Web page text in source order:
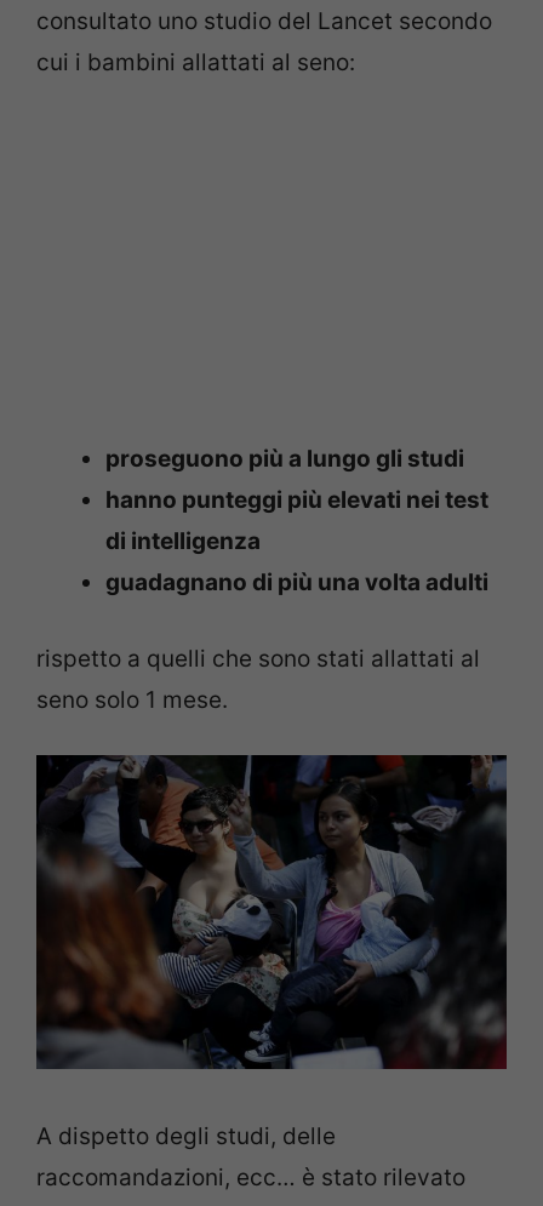
consultato uno studio del Lancet secondo
cui i bambini allattati al seno:
proseguono più a lungo gli studi
hanno punteggi più elevati nei test
di intelligenza
guadagnano di più una volta adulti
rispetto a quelli che sono stati allattati al
seno solo 1 mese.
A dispetto degli studi, delle
raccomandazioni, ecc… è stato rilevato